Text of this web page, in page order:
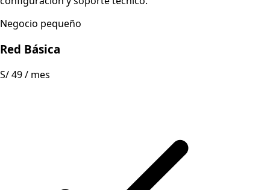
Negocio pequeño
Red Básica
S/ 49/ mes